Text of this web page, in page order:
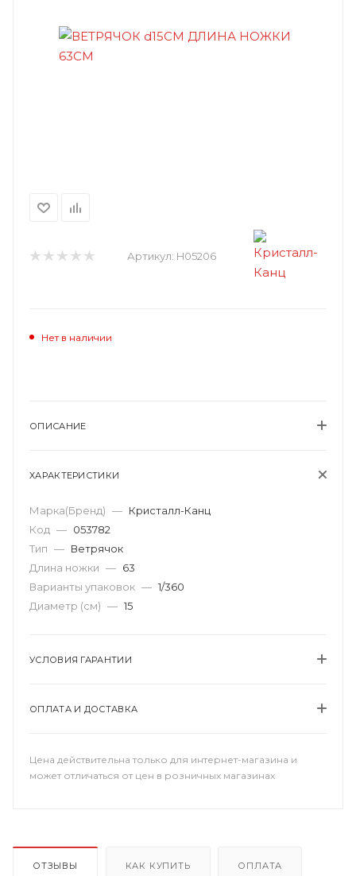
Артикул: H05206
Нет в наличии
ОПИСАНИЕ
ХАРАКТЕРИСТИКИ
Марка(Бренд) — Кристалл-Канц
Код — 053782
Тип — Ветрячок
Длина ножки — 63
Варианты упаковок — 1/360
Диаметр (см) — 15
УСЛОВИЯ ГАРАНТИИ
ОПЛАТА И ДОСТАВКА
Цена действительна только для интернет-магазина и
может отличаться от цен в розничных магазинах
ОТЗЫВЫ КАК КУПИТЬ ОПЛАТА